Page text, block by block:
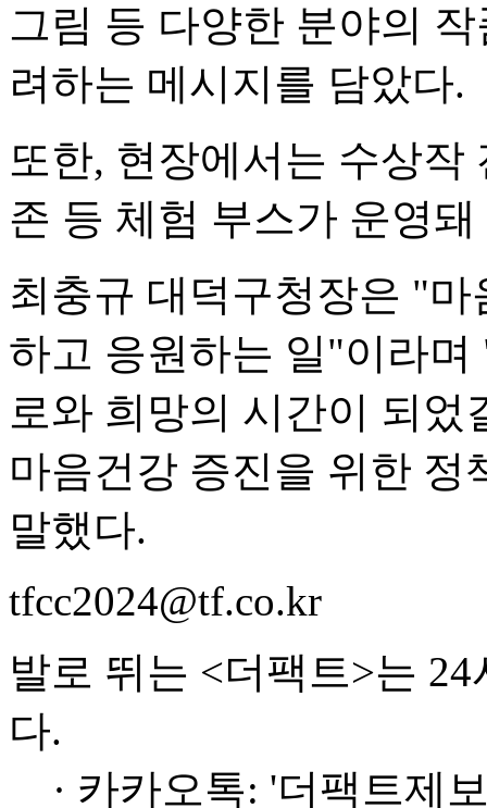
그림 등 다양한 분야의
려하는 메시지를 담았다.
또한, 현장에서는 수상작
존 등 체험 부스가 운영
최충규 대덕구청장은 "
하고 응원하는 일"이라
로와 희망의 시간이 되었
마음건강 증진을 위한
말했다.
tfcc2024@tf.co.kr
발로 뛰는 <더팩트>는
다.
· 카카오톡: '더팩트제